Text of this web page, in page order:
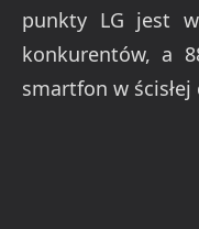
punkty LG jest
konkurentów, a
smartfon w ścisłej